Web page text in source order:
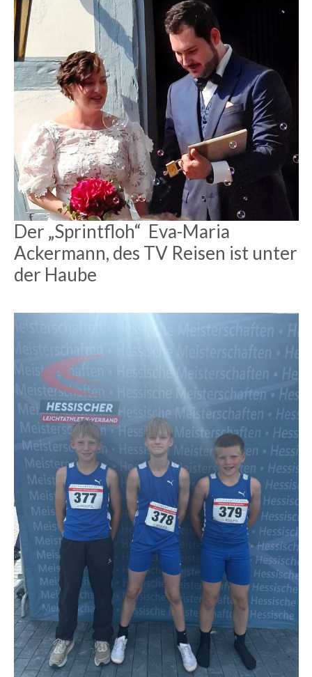
Der „Sprintfloh“ Eva-Maria
Ackermann, des TV Reisen ist unter
der Haube